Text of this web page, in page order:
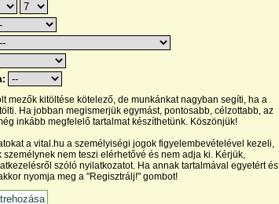
mezők kitöltése kötelező, de munkánkat nagyban segíti, ha a
Ha jobban megismerjük egymást, pontosabb, célzottabb, az
inkább megfelelő tartalmat készíthetünk. Köszönjük!
a vital.hu a személyiségi jogok figyelembevételével kezeli,
személynek nem teszi elérhetővé és nem adja ki. Kérjük,
szóló nyilatkozatot. Ha annak tartalmával egyetért és
nyomja meg a "Regisztrálj!" gombot!